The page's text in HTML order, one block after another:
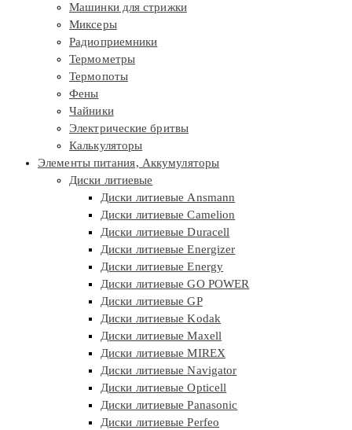
Машинки для стрижки
Миксеры
Радиоприемники
Термометры
Термопоты
Фены
Чайники
Электрические бритвы
Калькуляторы
Элементы питания, Аккумуляторы
Диски литиевые
Диски литиевые Ansmann
Диски литиевые Camelion
Диски литиевые Duracell
Диски литиевые Energizer
Диски литиевые Energy
Диски литиевые GO POWER
Диски литиевые GP
Диски литиевые Kodak
Диски литиевые Maxell
Диски литиевые MIREX
Диски литиевые Navigator
Диски литиевые Opticell
Диски литиевые Panasonic
Диски литиевые Perfeo